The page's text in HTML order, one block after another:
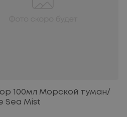
100мл Морской туман/
Sea Mist